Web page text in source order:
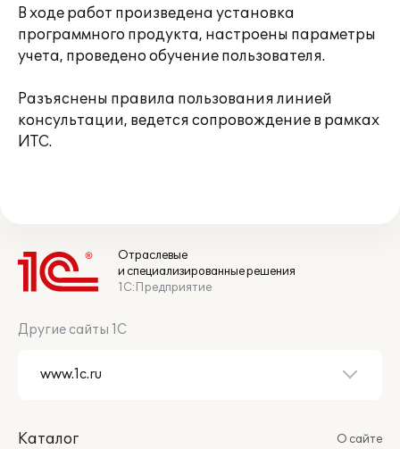
В ходе работ произведена установка
программного продукта, настроены параметры
учета, проведено обучение пользователя.
Разъяснены правила пользования линией
консультации, ведется сопровождение в рамках
ИТС.
Отраслевые
и специализированные решения
1С:Предприятие
Другие сайты 1С
Каталог
О сайте